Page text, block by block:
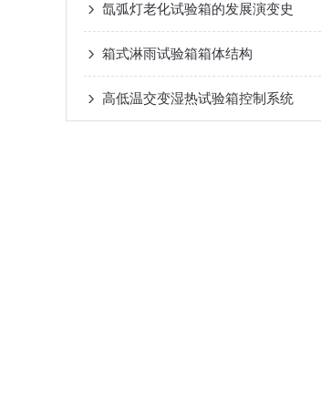
氙弧灯老化试验箱的发展演变史
箱式淋雨试验箱箱体结构
高低温交变湿热试验箱控制系统